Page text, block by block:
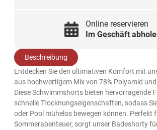
Online reservieren
Im Geschäft
Beschreibung
Entdecken Sie den ultimativen Komfort mit
aus hochwertigem Mix von 78% Polyamid
Diese Schwimmshorts bieten hervorragende
schnelle Trocknungseigenschaften, sodass
oder Pool mühelos bewegen können. Perfekt
Sommerabenteuer, sorgt unser Badeshorty